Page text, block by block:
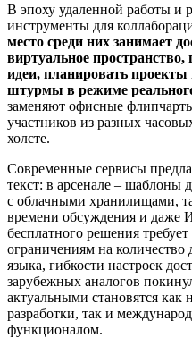
В эпоху удаленной работы и
инструменты для
место среди них занимает
виртуальное пространство,
идеи, планировать
штурмы в режиме
заменяют офисные
участников из разных
холсте.
Современные сервисы
текст: в арсенале – шаблоны
с облачными хранилищами,
времени обсуждения и
бесплатного решения
ограничениям на количество
языка, гибкости настроек
зарубежных аналогов
актуальными становятся как
разработки, так и
функционалом.